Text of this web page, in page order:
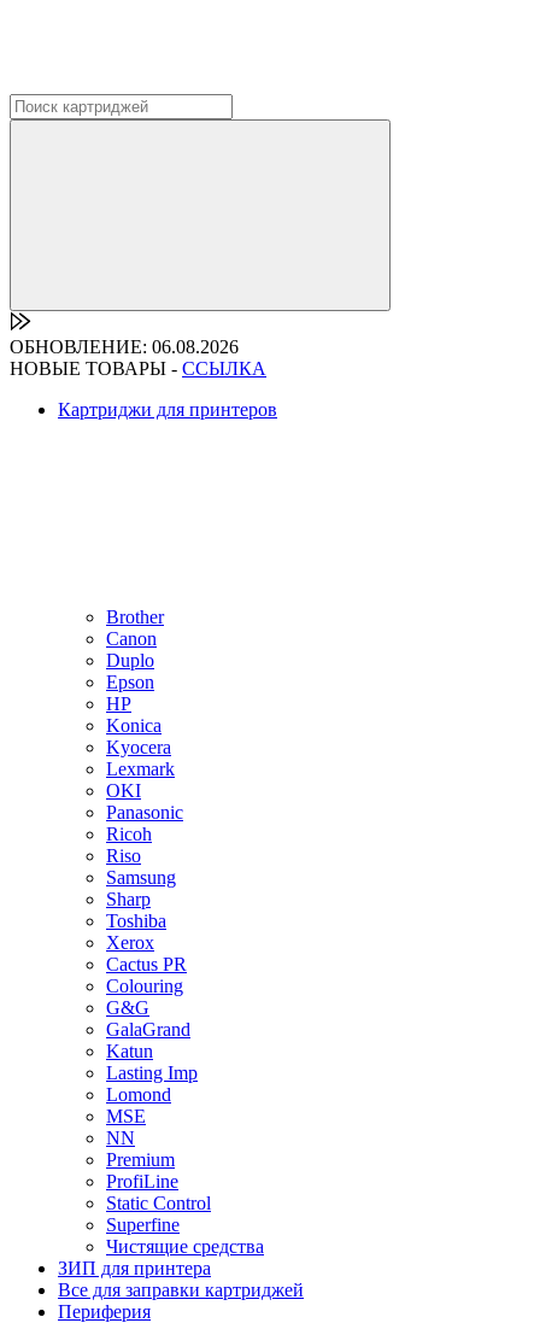
ОБНОВЛЕНИЕ: 06.08.2026
НОВЫЕ ТОВАРЫ - ССЫЛКА
Картриджи для принтеров
Brother
Canon
Duplo
Epson
HP
Konica
Kyocera
Lexmark
OKI
Panasonic
Ricoh
Riso
Samsung
Sharp
Toshiba
Xerox
Cactus PR
Colouring
G&G
GalaGrand
Katun
Lasting Imp
Lomond
MSE
NN
Premium
ProfiLine
Static Control
Superfine
Чистящие средства
ЗИП для принтера
Все для заправки картриджей
Периферия